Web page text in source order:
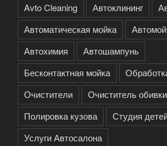
Avto Cleaning Автоклининг
Автоматическая мойка
Автохимия
Автошампунь
Бесконтактная мойка
Очистители
Очиститель обивки
Полировка кузова
Студия
Услуги Автосалона